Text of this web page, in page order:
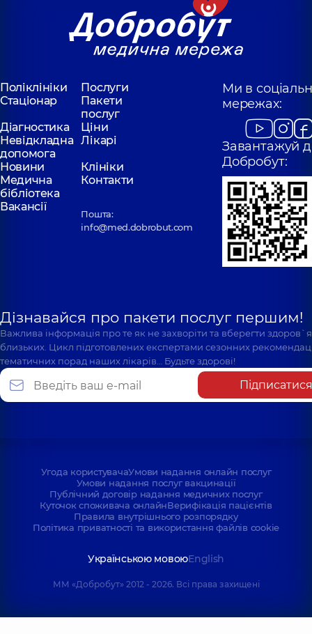
Поліклініки
Послуги
Стаціонар
Пакети
послуг
Діагностика
Ціни
Невідкладна
допомога
Лікарі
Новини
Клініки
Медична
бібліотека
Контакти
Вакансії
Пошта:
info@med.dobrobut.com
Ми в
мережах:
Завантажуй
Добробут:
Дізнавайся про пакети послуг першим!
Важлива інформація про те як не захворіти та вберегти
близьких. Цикл підготовлених експертами сезонних
тематичних порад наших лікарів… Будьте здорові!
Підписатися
Угода користувачаУмови надання онлайн послуг
Умови надання послуг вакцинації
Публічний договір надання медичних послуг
Куточок споживача онлайнВерифікація пацієнтів
Правила внутрішнього розпорядку
Політика приватності та використання файлів cookie
Українською мовоюEnglish
ММ «Добробут» 2012 - 2026. Всі права захищені